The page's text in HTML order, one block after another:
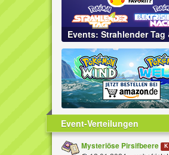
Event-Verteilungen
Mysteriöse Pirsifbeere K